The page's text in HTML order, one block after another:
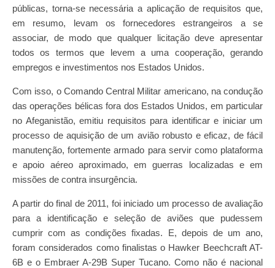
públicas, torna-se necessária a aplicação de requisitos que,
em resumo, levam os fornecedores estrangeiros a se
associar, de modo que qualquer licitação deve apresentar
todos os termos que levem a uma cooperação, gerando
empregos e investimentos nos Estados Unidos.
Com isso, o Comando Central Militar americano, na condução
das operações bélicas fora dos Estados Unidos, em particular
no Afeganistão, emitiu requisitos para identificar e iniciar um
processo de aquisição de um avião robusto e eficaz, de fácil
manutenção, fortemente armado para servir como plataforma
e apoio aéreo aproximado, em guerras localizadas e em
missões de contra insurgência.
A partir do final de 2011, foi iniciado um processo de avaliação
para a identificação e seleção de aviões que pudessem
cumprir com as condições fixadas. E, depois de um ano,
foram considerados como finalistas o Hawker Beechcraft AT-
6B e o Embraer A-29B Super Tucano. Como não é nacional